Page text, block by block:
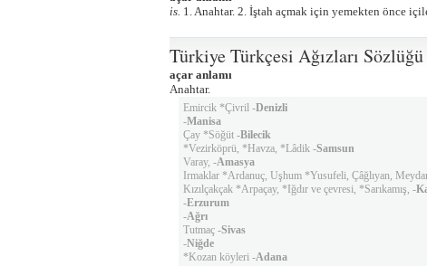
is. 1. Anahtar. 2. İştah açmak için yemekten önce
Türkiye Türkçesi Ağızları Sözlüğü
açar anlamı
Anahtar.
Emircik *Çivril -Denizli
-Manisa
Çay *Söğüt -Bilecik
*Vezirköprü, *Havza, *Lâdik -Samsun
Varay, -Amasya
Irmaklar *Ardanuç, Uşhum *Yusufeli, Çâğlıyan,
Kızılçakçak *Arpaçay, *Iğdır ve çevresi, *Sarıkamış, -
-Erzurum
-Ağrı
Tutmaç -Sivas
-Niğde
*Kozan köyleri -Adana